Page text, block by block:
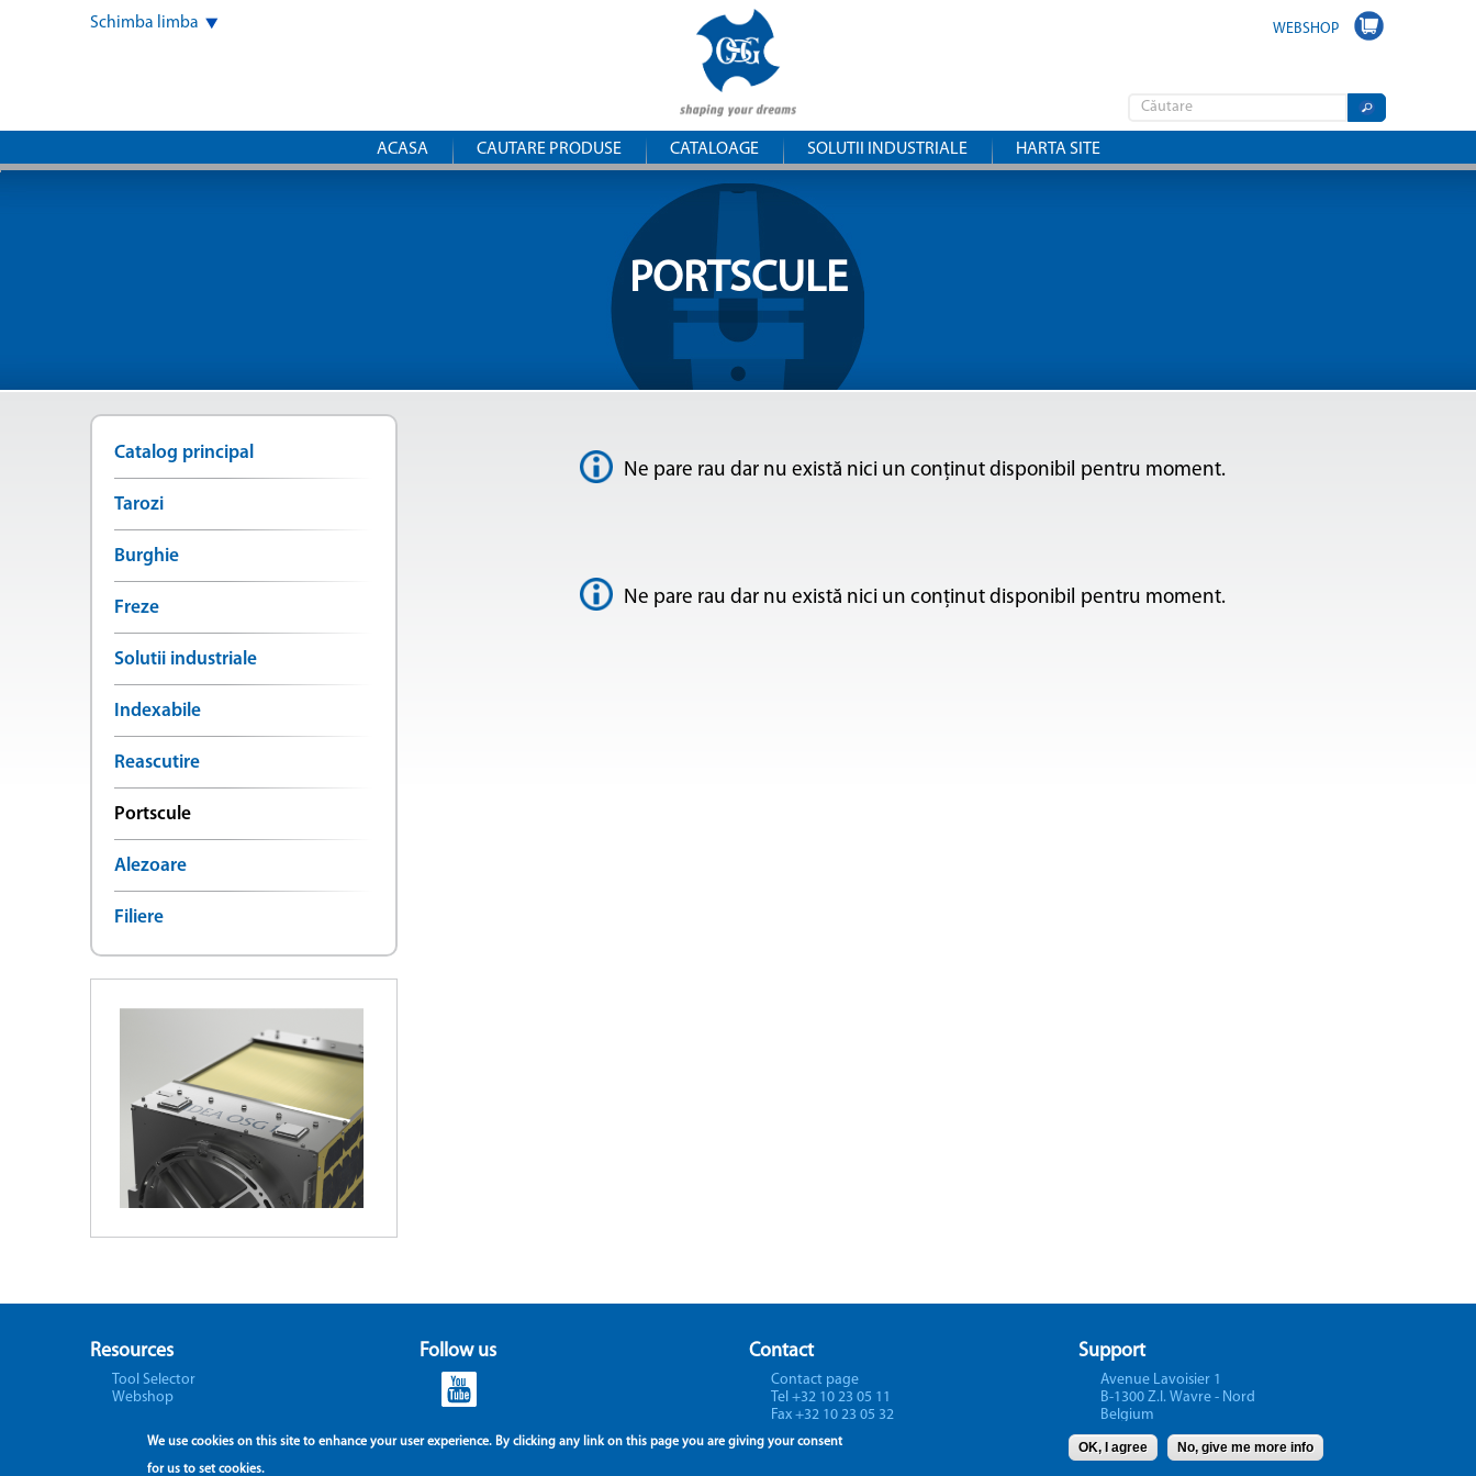
Mergi la
conţinutul
principal
Schimba limba
Europe
WEBSHOP
ACASA CAUTARE PRODUSE CATALOAGE SOLUTII INDUSTRIALE HARTA SITE
PORTSCULE
Catalog principal
Tarozi
Burghie
Freze
Solutii industriale
Indexabile
Reascutire
Portscule
Alezoare
Filiere
Ne pare rau dar nu există nici un conținut disponibil pentru moment.
Ne pare rau dar nu există nici un conținut disponibil pentru moment.
Resources
Tool Selector
Webshop
Follow us Contact
Contact page
Tel +32 10 23 05 11
Fax +32 10 23 05 32
Support
Avenue Lavoisier 1
B-1300 Z.I. Wavre - Nord
Belgium
We use cookies on this site to enhance your user experience. By clicking any link on this page you are giving your consent
for us to set cookies.
OK, I agree No, give me more info